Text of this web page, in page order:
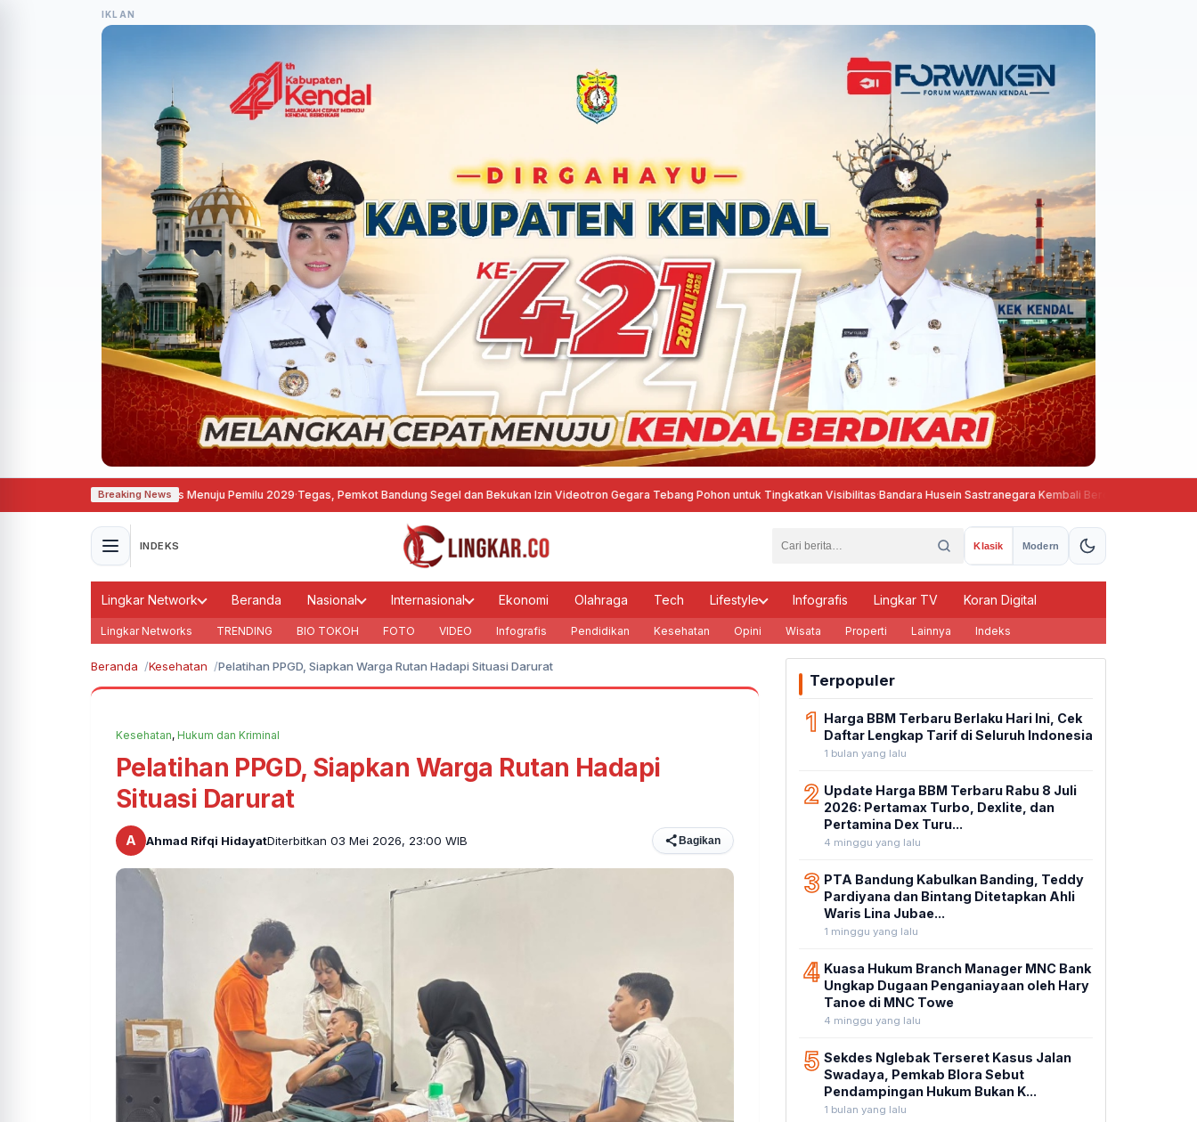
IKLAN
Breaking News
Perkuat Soliditas Menuju Pemilu 2029·Tegas, Pemkot Bandung Segel dan Bekukan Izin Videotron Gegara Tebang Pohon untuk Tingkatkan Visibilitas·Bandara Husein Sastranegara Kembali Beroperasi, Wings Air Buka
INDEKS Klasik Modern
Lingkar Network Beranda Nasional Internasional Ekonomi Olahraga Tech Lifestyle Infografis Lingkar TV Koran Digital
Lingkar Networks TRENDING BIO TOKOH FOTO VIDEO Infografis Pendidikan Kesehatan Opini Wisata Properti Lainnya Indeks
Beranda Kesehatan Pelatihan PPGD, Siapkan Warga Rutan Hadapi Situasi Darurat
Kesehatan, Hukum dan Kriminal
Pelatihan PPGD, Siapkan Warga Rutan Hadapi
Situasi Darurat
A Ahmad Rifqi HidayatDiterbitkan 03 Mei 2026, 23:00 WIB Bagikan
Terpopuler
1 Harga BBM Terbaru Berlaku Hari Ini, Cek
Daftar Lengkap Tarif di Seluruh Indonesia
1 bulan yang lalu
2 Update Harga BBM Terbaru Rabu 8 Juli
2026: Pertamax Turbo, Dexlite, dan
Pertamina Dex Turu...
4 minggu yang lalu
3 PTA Bandung Kabulkan Banding, Teddy
Pardiyana dan Bintang Ditetapkan Ahli
Waris Lina Jubae...
1 minggu yang lalu
4 Kuasa Hukum Branch Manager MNC Bank
Ungkap Dugaan Penganiayaan oleh Hary
Tanoe di MNC Towe
4 minggu yang lalu
5 Sekdes Nglebak Terseret Kasus Jalan
Swadaya, Pemkab Blora Sebut
Pendampingan Hukum Bukan K...
1 bulan yang lalu